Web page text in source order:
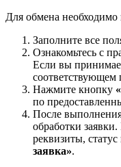
Для обмена
Заполните все
Ознакомьтесь с
Если вы
Нажмите кнопку
по
После
обработки
реквизиты,
заявка».